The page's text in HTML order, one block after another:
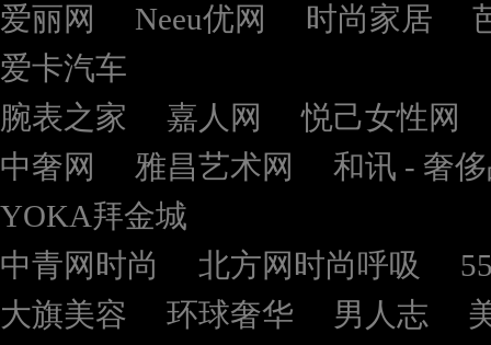
爱丽网
Neeu优网 时尚家居
爱卡汽车
腕表之家
嘉人网
悦己女性网
中奢网
雅昌艺术网
和讯 - 奢
YOKA拜金城
中青网时尚
北方网时尚呼吸
大旗美容
环球奢华 男人志